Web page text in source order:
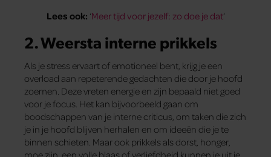
Lees ook: ‘Meer tijd voor jezelf: zo doe je dat‘
2. Weersta interne prikkels
Als je stress ervaart of emotioneel bent, krijg je een
overload aan repeterende gedachten die door je hoofd
zoemen. Deze vreten energie en zijn bepaald niet goed
voor je focus. Het kan bijvoorbeeld gaan om
boodschappen van je interne criticus, om taken die zich
je in je hoofd blijven herhalen en om ideeën die je te
binnen schieten. Maar ook prikkels als dorst, honger,
moe zijn, een volle blaas of verliefdheid kunnen je uit je